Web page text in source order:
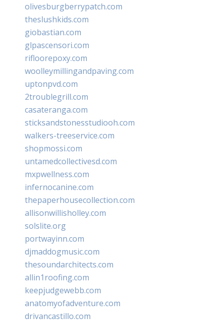
olivesburgberrypatch.com
theslushkids.com
giobastian.com
glpascensori.com
rifloorepoxy.com
woolleymillingandpaving.com
uptonpvd.com
2troublegrill.com
casateranga.com
sticksandstonesstudiooh.com
walkers-treeservice.com
shopmossi.com
untamedcollectivesd.com
mxpwellness.com
infernocanine.com
thepaperhousecollection.com
allisonwillisholley.com
solslite.org
portwayinn.com
djmaddogmusic.com
thesoundarchitects.com
allin1roofing.com
keepjudgewebb.com
anatomyofadventure.com
drivancastillo.com